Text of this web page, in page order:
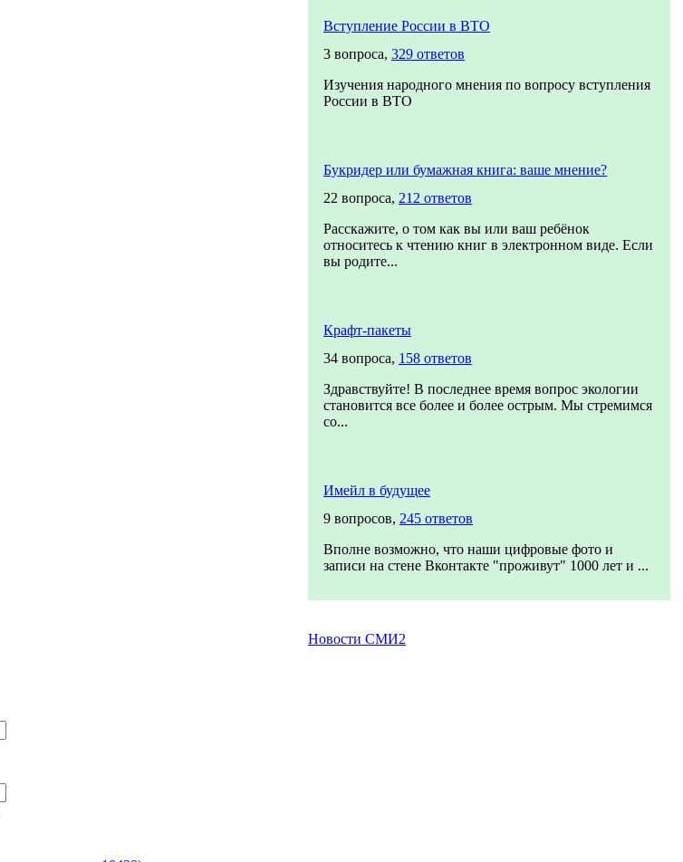
Вступление России в ВТО
3 вопроса, 329 ответов
Изучения народного мнения по вопросу вступления
России в ВТО
Букридер или бумажная книга: ваше мнение?
22 вопроса, 212 ответов
Расскажите, о том как вы или ваш ребёнок
относитесь к чтению книг в электронном виде. Если
вы родите...
Крафт-пакеты
34 вопроса, 158 ответов
Здравствуйте! В последнее время вопрос экологии
становится все более и более острым. Мы стремимся
со...
Имейл в будущее
9 вопросов, 245 ответов
Вполне возможно, что наши цифровые фото и
записи на стене Вконтакте "проживут" 1000 лет и ...
Новости СМИ2